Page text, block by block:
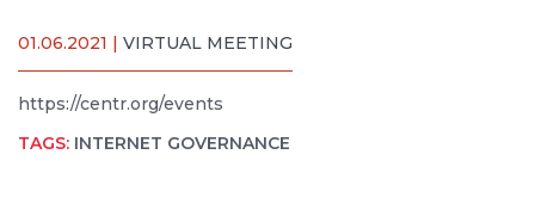
01.06.2021 | VIRTUAL MEETING
https://centr.org/events
TAGS: INTERNET GOVERNANCE